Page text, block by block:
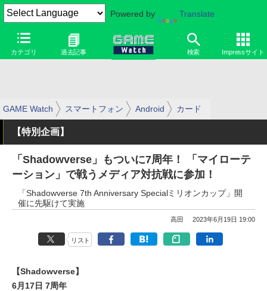
Powered by Translate
カテゴリ 過去記事 検索 Impressサイト
GAME Watch スマートフォン Android カード
【特別企画】
「Shadowverse」もついに7周年！ 「マイローテ
ーション」で戦うメディア対抗戦に参加！
「Shadowverse 7th Anniversary Specialミリオンカップ」開
催に先駆けて実施
高田 2023年6月19日 19:00
リスト
【Shadowverse】
6月17日 7周年